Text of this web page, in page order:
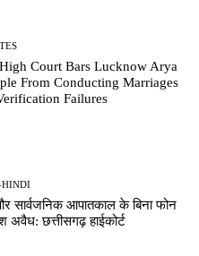
Court Bars Lucknow Arya
From Conducting Marriages
Failures
HINDI
सार्वजनिक आपातकाल के बिना फोन
छत्तीसगढ़ हाईकोर्ट